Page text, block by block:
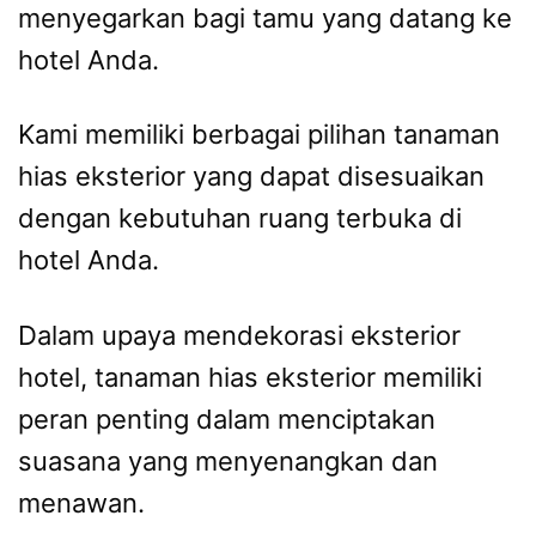
menyegarkan bagi tamu yang datang ke
hotel Anda.
Kami memiliki berbagai pilihan tanaman
hias eksterior yang dapat disesuaikan
dengan kebutuhan ruang terbuka di
hotel Anda.
Dalam upaya mendekorasi eksterior
hotel, tanaman hias eksterior memiliki
peran penting dalam menciptakan
suasana yang menyenangkan dan
menawan.